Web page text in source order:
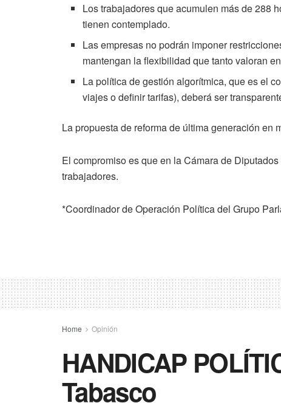
Los trabajadores que acumulen más de 288
tienen contemplado.
Las empresas no podrán imponer
mantengan la flexibilidad que tanto valoran
La política de gestión algorítmica, que es el
viajes o definir tarifas), deberá ser
La propuesta de reforma de última generación
El compromiso es que en la Cámara de
trabajadores.
*Coordinador de Operación Política del Grupo
Home Opinión
HANDICAP
Tabasco